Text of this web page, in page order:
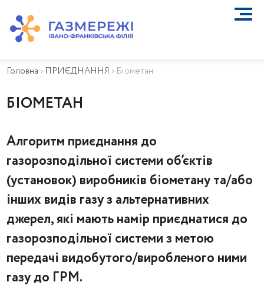
ПРО КОМПАНІЮ
ВАЖЛИВА ІНФОРМАЦІЯ
КАР’ЄРА
Біометан
КГУ
ОСОБИСТИЙ КАБІНЕТ
Головна › ПРИЄДНАННЯ › Біометан
БІОМЕТАН
Алгоритм приєднання до
газорозподільної системи об’єктів
(установок) виробників біометану та/або
інших видів газу з альтернативних
джерел, які мають намір приєднатися до
газорозподільної системи з метою
передачі видобутого/виробленого ними
газу до ГРМ.